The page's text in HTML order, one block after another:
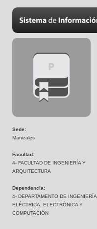
Sede:
Manizales
Facultad:
4- FACULTAD DE INGENIERÍA Y
ARQUITECTURA
Dependencia:
4- DEPARTAMENTO DE INGENIERÍA
ELÉCTRICA, ELECTRÓNICA Y
COMPUTACIÓN